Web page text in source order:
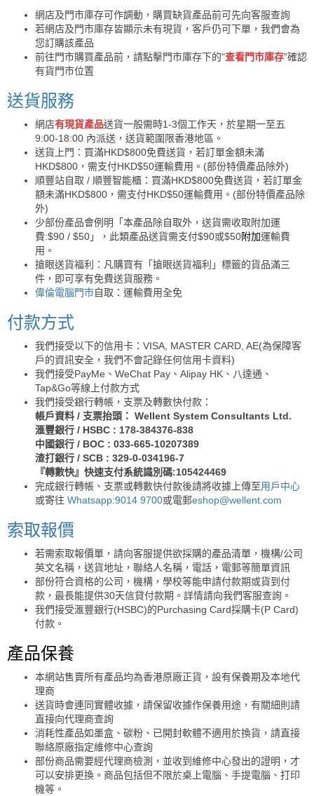
網店及門市庫存可作調動，購買缺貨產品前可先向客服查詢
若網店及門市庫存皆顯示未有現貨，客戶仍可下單，我們會為
您訂購該產品
前往門市購買產品前，請點擊門市庫存下的"查看門市庫存"確認
有貨門市位置
送貨服務
網店有現貨產品送貨一般需時1-3個工作天，於星期一至五
9:00-18:00 內派送，送貨範圍限香港地區。
送貨上門：買滿HKD$800免費送貨，若訂單金額未滿
HKD$800，需支付HKD$50運輸費用。(部份特價產品除外)
順豐站自取 / 順豐智能櫃：買滿HKD$800免費送貨，若訂單金
額未滿HKD$800，需支付HKD$50運輸費用。(部份特價產品除
外)
少部份產品會例明「本產品除自取外，送貨需收取附加運
費:$90 / $50」，此類產品送貨需支付$90或$50附加運輸費
用。
搶眼送貨福利：凡購買有「搶眼送貨福利」標籤的貨品滿三
件，即可享有免費送貨服務。
偉倫電腦門市自取：運輸費用全免
付款方式
我們接受以下的信用卡：VISA, MASTER CARD, AE(為保障客
戶的資訊安全，我們不會記錄任何信用卡資料)
我們接受PayMe、WeChat Pay、Alipay HK、八達通、
Tap&Go等線上付款方式
我們接受銀行轉帳，支票及轉數快付款：
帳戶資料 / 支票抬頭： Wellent System Consultants Ltd.
滙豐銀行 / HSBC : 178-384376-838
中國銀行 / BOC : 033-665-10207389
渣打銀行 / SCB : 329-0-034196-7
『轉數快』快速支付系統識別碼:105424469
完成銀行轉帳、支票或轉數快付款後請將收據上傳至用戶中心
或寄往 Whatsapp:9014 9700或電郵eshop@wellent.com
索取報價
若需索取報價單，請向客服提供欲採購的產品清單，機構/公司
英文名稱，送貨地址，聯絡人名稱，電話，電郵等簡單資訊
部份符合資格的公司，機構，學校等能申請付款期或貨到付
款，最長能提供30天信貸付款期。詳情請向我們客服查詢。
我們接受滙豐銀行(HSBC)的Purchasing Card採購卡(P Card)
付款。
產品保養
本網站售賣所有產品均為香港原廠正貨，設有保養期及本地代
理商
送貨時會連同實體收據，請保留收據作保養用途，有關細則請
直接向代理商查詢
消耗性產品如墨盒、碳粉、已開封軟體不適用於換貨，請直接
聯絡原廠指定維修中心查詢
部份商品需要經代理商檢測，並收到維修中心發出的證明，才
可以安排更換。商品包括但不限於桌上電腦、手提電腦、打印
機等。